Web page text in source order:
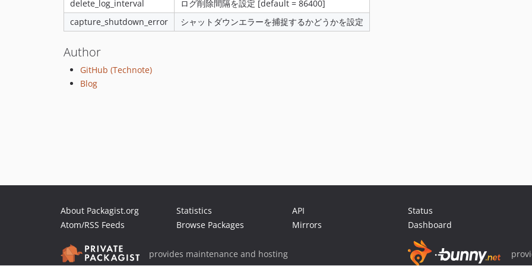
delete_log_interval
ログ削除間隔を設定 [default = 86400]
capture_shutdown_error
シャットダウンエラーを捕捉するかどうかを設定
Author
GitHub (Technote)
Blog
About Packagist.org
Atom/RSS Feeds
Statistics
Browse Packages
API
Mirrors
Status
Dashboard
provides maintenance and hosting